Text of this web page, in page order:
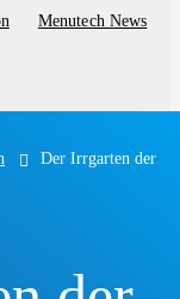
Menutech News
Der Irrgarten der